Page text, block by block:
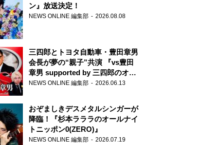
ン』放送決定！
NEWS ONLINE 編集部 2026.08.08
三四郎とトヨタ自動車・豊田章男
会長が夢の“親子”共演 『vs豊田
章男 supported by 三四郎のオー
ルナイトニッポン0(ZERO)』
NEWS ONLINE 編集部 2026.06.13
おぞましきデスメタルシンガーが
降臨！『杉本ラララのオールナイ
トニッポン0(ZERO)』
NEWS ONLINE 編集部 2026.07.19